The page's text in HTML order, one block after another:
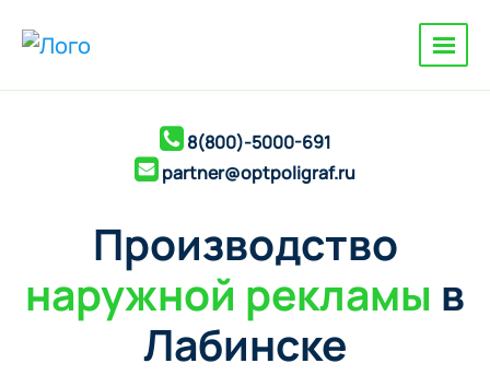
8(800)-5000-691
partner@optpoligraf.ru
Производство
наружной рекламы в
Лабинске